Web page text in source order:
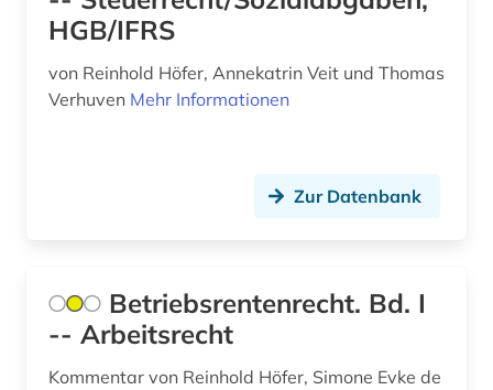
allgemein (1)
allgemeine kulturwissenschaft (1)
allgemeine sammelwerke (1)
allgemeine und vergleichende
HGB/IFRS
von Reinhold Höfer, Annekatrin Veit und Thomas
Verhuven Mehr Informationen
Zur Datenbank
Betriebsrentenrecht. Bd. I
-- Arbeitsrecht
Kommentar von Reinhold Höfer, Simone Evke de